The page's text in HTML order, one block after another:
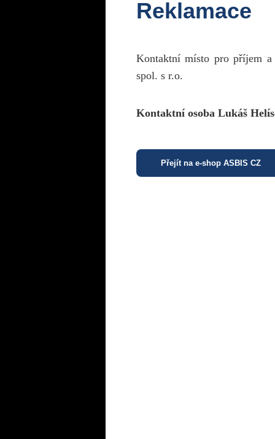
Reklamace
Kontaktní místo pro příjem
spol. s r.o.
Kontaktní osoba Lukáš
Přejít na e-shop ASBIS CZ